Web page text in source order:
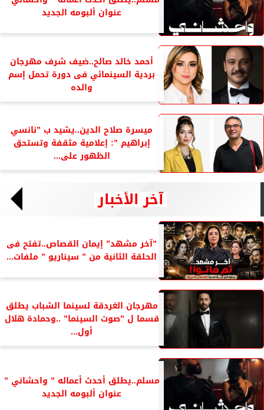
عنوان ألبومه الجديد
أحمد خالد صالح..ضيف شرف مهرجان
بردية السينمائي فى دورة تحمل إسم
والده
ميسرة صلاح الدين..يشيد ب ”نانسي
إبراهيم ”: إعلامية مثقفة وتستحق
الظهور على...
آخر الأخبار
”آخر مشهد” إيمان القصاص..تفتح فى
الحلقة الثانية من ” سيناريو ” ملفات...
مهرجان الغردقة لسينما الشباب يطلق
قسما ل ”صوت السينما” ..وحمادة هلال
أول...
مسلم..يطلق أحدث أعماله ” واحشاني ”
عنوان ألبومه الجديد